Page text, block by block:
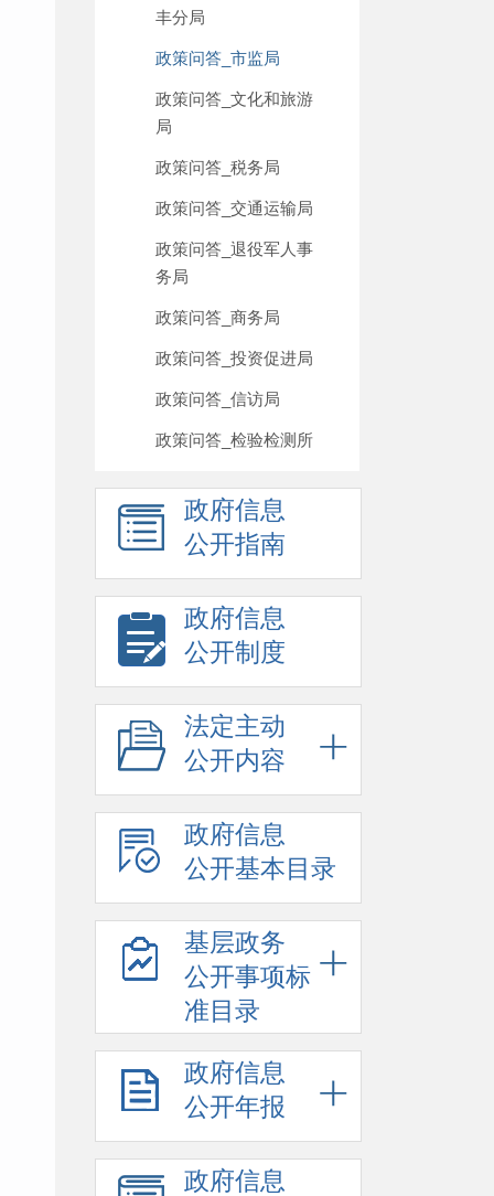
丰分局
政策问答_市监局
政策问答_文化和旅游
局
政策问答_税务局
政策问答_交通运输局
政策问答_退役军人事
务局
政策问答_商务局
政策问答_投资促进局
政策问答_信访局
政策问答_检验检测所
政府信息
公开指南
政府信息
公开制度
法定主动
公开内容
政府信息
公开基本目录
基层政务
公开事项标
准目录
政府信息
公开年报
政府信息